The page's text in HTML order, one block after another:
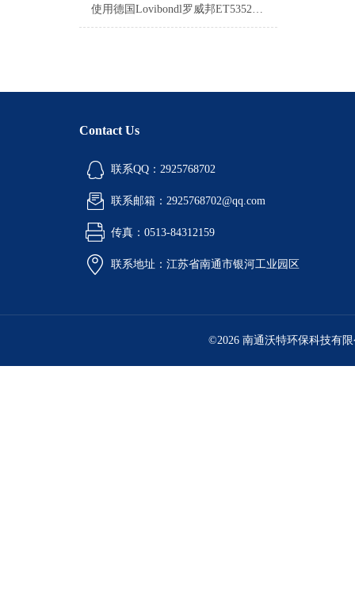
使用德国Lovibondl罗威邦ET535250测量水中磷酸盐
Contact Us
联系QQ：2925768702
联系邮箱：2925768702@qq.com
传真：0513-84312159
联系地址：江苏省南通市银河工业园区
©2026 南通沃特环保科技有